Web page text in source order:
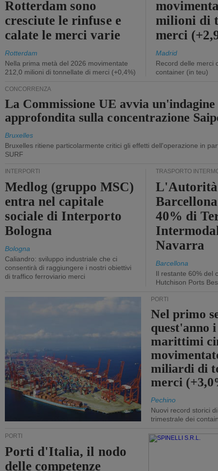
Rotterdam sono
cresciute le rinfuse e
calate le merci varie
Rotterdam
Nella prima metà del 2026 movimentate
212,0 milioni di tonnellate di merci (+0,4%)
milioni di
merci
Madrid
Record delle merci
container (in teu)
CONCORRENZA
La Commissione UE avvia un'indagine
approfondita sulla concentrazione
Bruxelles
Bruxelles ritiene particolarmente critici gli effetti dell'operazione in
SURF
INTERPORTI
Medlog (gruppo MSC)
entra nel capitale
sociale di Interporto
Bologna
Bologna
Caliandro: sviluppo industriale che ci
consentirà di raggiungere i nostri obiettivi
di traffico ferroviario merci
TRASPORTO
40% di
Navarra
Barcellona
Il restante 60% del
Hutchison Ports
PORTI
Nel primo
quest'anno
marittimi
miliardi di
merci
Pechino
Nuovi record storici
trimestrale dei
PORTI
Porti d'Italia, il nodo
delle competenze